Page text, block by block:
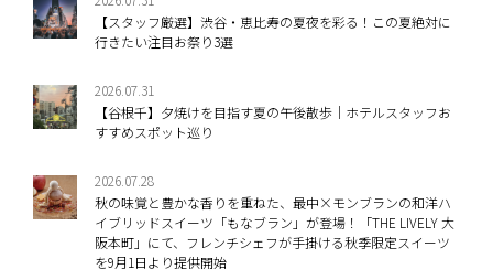
【スタッフ厳選】渋谷・恵比寿の夏夜を彩る！この夏絶対に
行きたい注目お祭り3選
2026.07.31
【谷根千】夕焼けを目指す夏の午後散歩｜ホテルスタッフお
すすめスポット巡り
2026.07.28
秋の味覚と豊かな香りを重ねた、最中×モンブランの和洋ハ
イブリッドスイーツ「もなブラン」が登場！「THE LIVELY 大
阪本町」にて、フレンチシェフが手掛ける秋季限定スイーツ
を9月1日より提供開始